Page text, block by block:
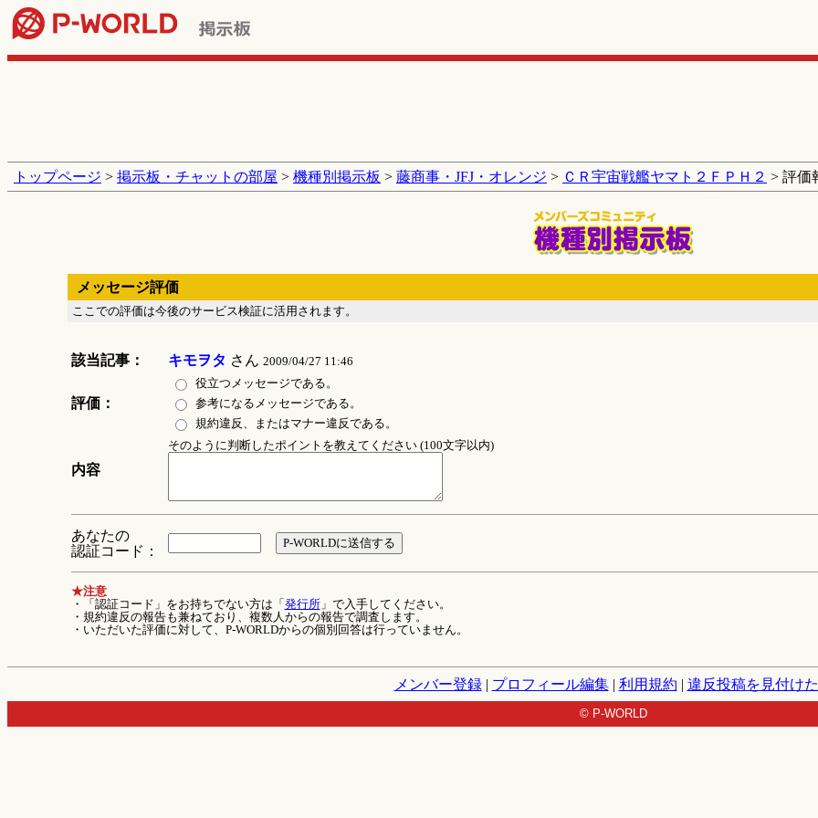
トップページ > 掲示板・チャットの部屋 > 機種別掲示板 > 藤商事・JFJ・オレンジ > ＣＲ宇宙戦艦ヤマト２ＦＰＨ２ > 評価
メッセージ評価
ここでの評価は今後のサービス検証に活用されます。
該当記事： キモヲタ さん 2009/04/27 11:46
評価：
役立つメッセージである。
参考になるメッセージである。
規約違反、またはマナー違反である。
内容
そのように判断したポイントを教えてください (100文字以内)
あなたの
認証コード：
★注意
・「認証コード」をお持ちでない方は「 発行所」で入手してください。
・規約違反の報告も兼ねており、複数人からの報告で調査します。
・いただいた評価に対して、P-WORLDからの個別回答は行っていません。
メンバー登録| プロフィール編集| 利用規約 | 違反投稿を見付け
© P-WORLD